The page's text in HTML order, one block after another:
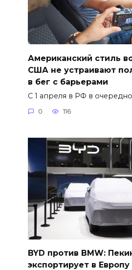
Американский стиль
США не устраивают
в бег с барьерами
С 1 апреля в РФ в
0 116
BYD против BMW:
экспортирует в